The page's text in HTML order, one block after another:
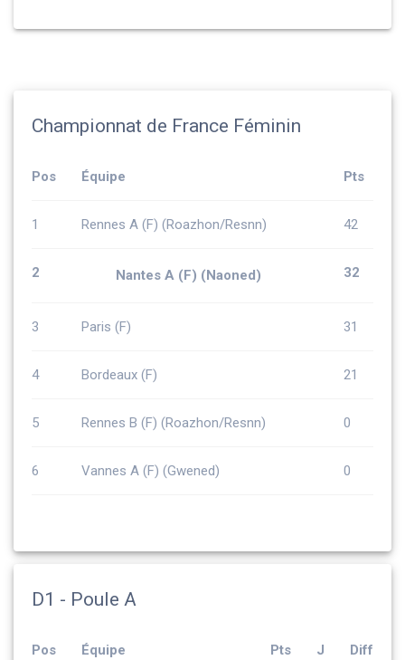
Championnat de France Féminin
Pos Équipe Pts
1 Rennes A (F) (Roazhon/Resnn) 42
2 Nantes A (F) (Naoned) 32
3 Paris (F) 31
4 Bordeaux (F) 21
5 Rennes B (F) (Roazhon/Resnn) 0
6 Vannes A (F) (Gwened) 0
D1 - Poule A
Pos Équipe Pts J Diff